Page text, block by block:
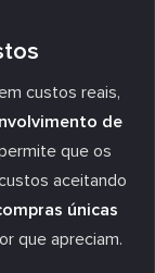
custos reais,
de
que os
aceitando
únicas
que apreciam.